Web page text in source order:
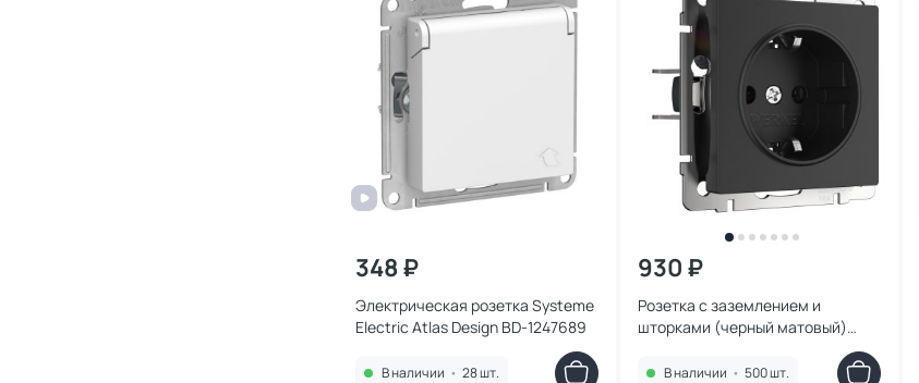
348 ₽
Электрическая розетка Systeme
Electric Atlas Design BD-1247689
В наличии • 28 шт.
930 ₽
Розетка с заземлением и
шторками (черный матовый)
В наличии • 500 шт.